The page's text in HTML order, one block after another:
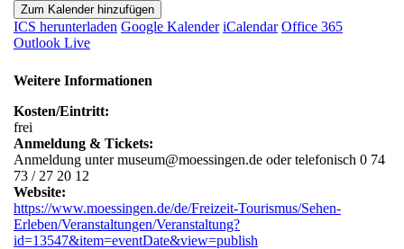
Zum Kalender hinzufügen
ICS herunterladen Google Kalender iCalendar Office 365
Outlook Live
Weitere Informationen
Kosten/Eintritt:
frei
Anmeldung & Tickets:
Anmeldung unter museum@moessingen.de oder telefonisch 0 74
73 / 27 20 12
Website:
https://www.moessingen.de/de/Freizeit-Tourismus/Sehen-
Erleben/Veranstaltungen/Veranstaltung?
id=13547&item=eventDate&view=publish